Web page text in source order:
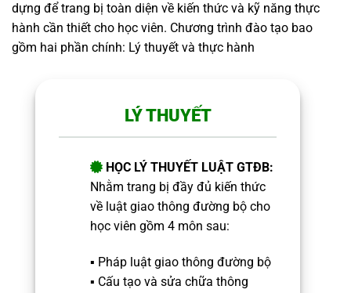
dựng để trang bị toàn diện về kiến thức và kỹ năng thực
hành cần thiết cho học viên. Chương trình đào tạo bao
gồm hai phần chính: Lý thuyết và thực hành
LÝ THUYẾT
HỌC LÝ THUYẾT LUẬT GTĐB:
Nhằm trang bị đầy đủ kiến thức
về luật giao thông đường bộ cho
học viên gồm 4 môn sau:
▪️ Pháp luật giao thông đường bộ
▪️ Cấu tạo và sửa chữa thông